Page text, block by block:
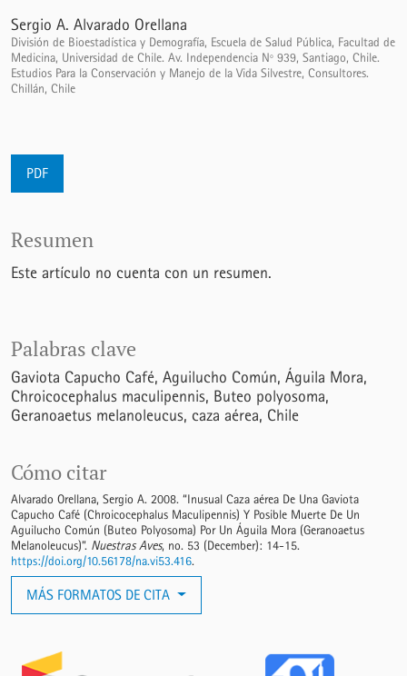
Sergio A. Alvarado Orellana
División de Bioestadística y Demografía, Escuela de Salud Pública, Facultad de
Medicina, Universidad de Chile. Av. Independencia Nº 939, Santiago, Chile.
Estudios Para la Conservación y Manejo de la Vida Silvestre, Consultores.
Chillán, Chile
PDF
Palabras clave
Gaviota Capucho Café Aguilucho Común Águila Mora
Chroicocephalus maculipennis Buteo polyosoma
Geranoaetus melanoleucus caza aérea Chile
Cómo citar
Alvarado Orellana, Sergio A. 2008. “Inusual Caza aérea De Una Gaviota
Capucho Café (Chroicocephalus Maculipennis) Y Posible Muerte De Un
Aguilucho Común (Buteo Polyosoma) Por Un Águila Mora (Geranoaetus
Melanoleucus)”. Nuestras Aves, no. 53 (December): 14-15.
https://doi.org/10.56178/na.vi53.416.
MÁS FORMATOS DE CITA
Resumen
Este artículo no cuenta con un resumen.